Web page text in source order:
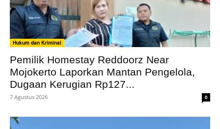
Hukum dan Kriminal
Pemilik Homestay Reddoorz Near
Mojokerto Laporkan Mantan Pengelola,
Dugaan Kerugian Rp127...
7 Agustus 2026 0